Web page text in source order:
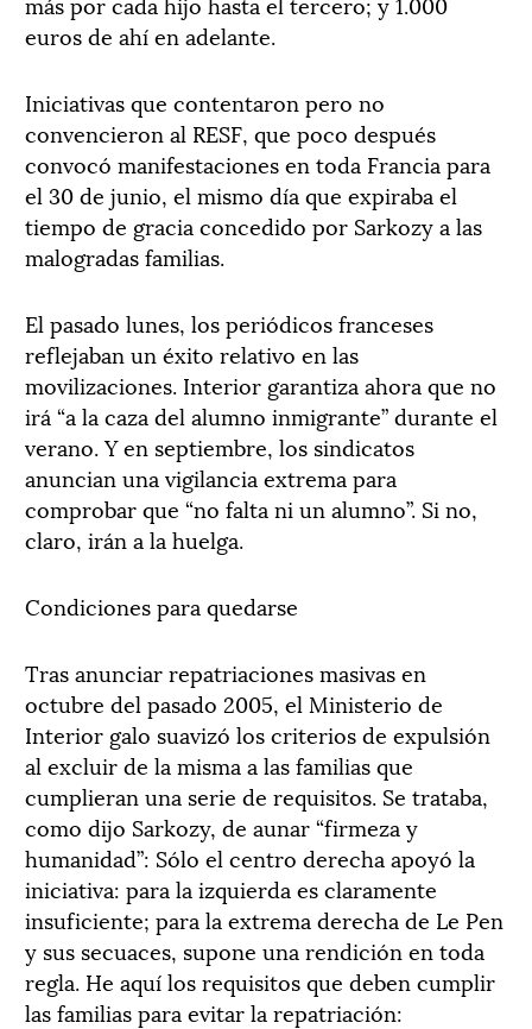
euros de ahí en adelante.
Iniciativas que contentaron pero no
convencieron al RESF, que poco después
convocó manifestaciones en toda Francia para
el 30 de junio, el mismo día que expiraba el
tiempo de gracia concedido por Sarkozy a las
malogradas familias.
El pasado lunes, los periódicos franceses
reflejaban un éxito relativo en las
movilizaciones. Interior garantiza ahora que no
irá “a la caza del alumno inmigrante” durante el
verano. Y en septiembre, los sindicatos
anuncian una vigilancia extrema para
comprobar que “no falta ni un alumno”. Si no,
claro, irán a la huelga.
Condiciones para quedarse
Tras anunciar repatriaciones masivas en
octubre del pasado 2005, el Ministerio de
Interior galo suavizó los criterios de expulsión
al excluir de la misma a las familias que
cumplieran una serie de requisitos. Se trataba,
como dijo Sarkozy, de aunar “firmeza y
humanidad”: Sólo el centro derecha apoyó la
iniciativa: para la izquierda es claramente
insuficiente; para la extrema derecha de Le Pen
y sus secuaces, supone una rendición en toda
regla. He aquí los requisitos que deben cumplir
las familias para evitar la repatriación: